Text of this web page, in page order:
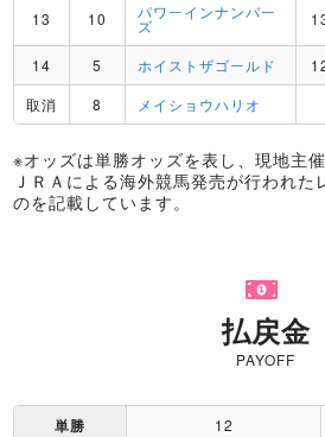
13 10 パワーインナンバー
ズ
14
5 ホイストザゴールド
取消
8 メイショウハリオ
※オッズは単勝オッズを表し、現地主
ＪＲＡによる海外競馬発売が行われた
のを記載しています。
払戻金
PAYOFF
単勝 12